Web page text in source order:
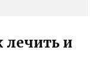
лечить и